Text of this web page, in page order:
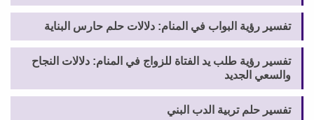
تفسير رؤية البواب في المنام: دلالات حلم حارس البناية
تفسير رؤية طلب يد الفتاة للزواج في المنام: دلالات النجاح
والسعي الجديد
تفسير حلم تربية الدب البني